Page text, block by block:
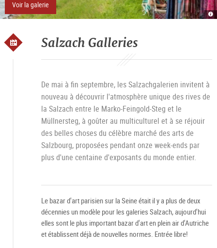
Voir la galerie
Salzach Galleries
De mai à fin septembre, les Salzachgalerien invitent à
nouveau à découvrir l'atmosphère unique des rives de
la Salzach entre le Marko-Feingold-Steg et le
Müllnersteg, à goûter au multiculturel et à se réjouir
des belles choses du célèbre marché des arts de
Salzbourg, proposées pendant onze week-ends par
plus d'une centaine d'exposants du monde entier.
Le bazar d'art parisien sur la Seine était il y a plus de deux
décennies un modèle pour les galeries Salzach, aujourd'hui
elles sont le plus important bazar d'art en plein air d'Autriche
et établissent déjà de nouvelles normes. Entrée libre!